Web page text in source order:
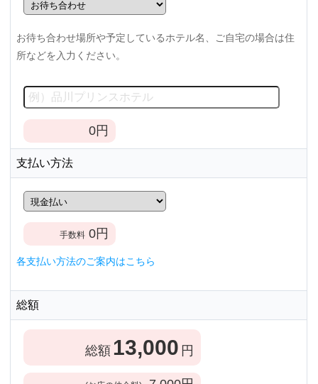
お待ち合わせ場所や予定しているホテル名、ご自宅の場合は住
所などを入力ください。
0円
支払い方法
手数料 0円
各支払い方法のご案内はこちら
総額
総額 13,000 円